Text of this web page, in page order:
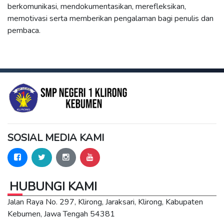
berkomunikasi, mendokumentasikan, merefleksikan,
memotivasi serta memberikan pengalaman bagi penulis dan
pembaca.
SOSIAL MEDIA KAMI
HUBUNGI KAMI
Jalan Raya No. 297, Klirong, Jaraksari, Klirong, Kabupaten
Kebumen, Jawa Tengah 54381